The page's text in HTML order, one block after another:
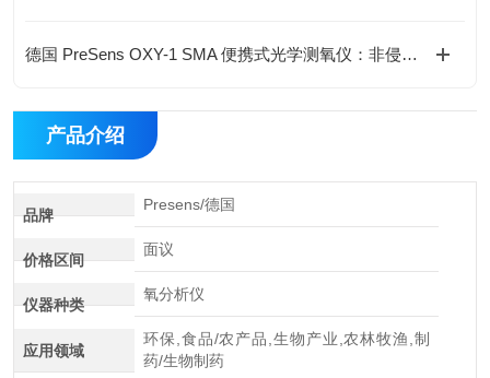
德国 PreSens OXY-1 SMA 便携式光学测氧仪：非侵入式溶氧监测新方案
产品介绍
品牌
Presens/德国
价格区间
面议
仪器种类
氧分析仪
应用领域
环保,食品/农产品,生物产业,农林牧渔,制
药/生物制药